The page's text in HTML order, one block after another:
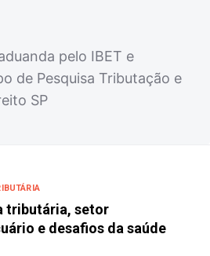
pelo IBET e
de Pesquisa Tributação e
SP
tributária, setor
e desafios da saúde